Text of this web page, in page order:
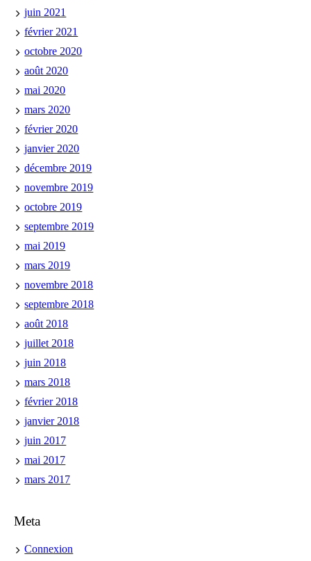
juin 2021
février 2021
octobre 2020
août 2020
mai 2020
mars 2020
février 2020
janvier 2020
décembre 2019
novembre 2019
octobre 2019
septembre 2019
mai 2019
mars 2019
novembre 2018
septembre 2018
août 2018
juillet 2018
juin 2018
mars 2018
février 2018
janvier 2018
juin 2017
mai 2017
mars 2017
Meta
Connexion